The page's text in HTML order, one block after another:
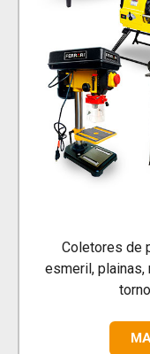
Coletores de
esmeril, plainas,